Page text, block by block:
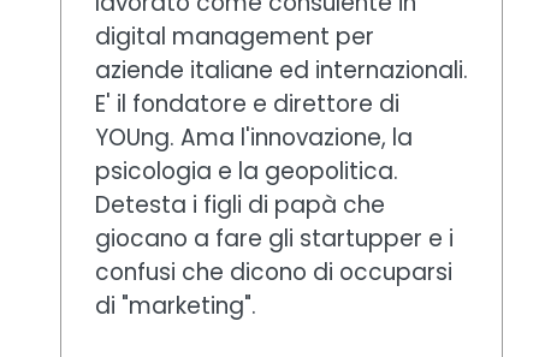
digital management per
aziende italiane ed internazionali.
E' il fondatore e direttore di
YOUng. Ama l'innovazione, la
psicologia e la geopolitica.
Detesta i figli di papà che
giocano a fare gli startupper e i
confusi che dicono di occuparsi
di "marketing".